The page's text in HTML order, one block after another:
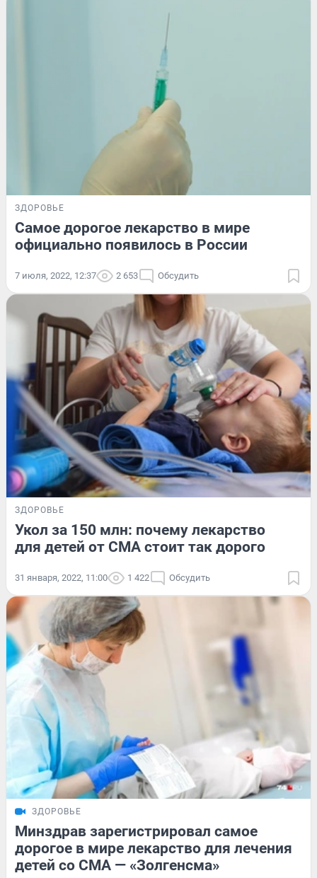
ЗДОРОВЬЕ
Самое дорогое лекарство в мире
официально появилось в России
7 июля, 2022, 12:37 2 653 Обсудить
ЗДОРОВЬЕ
Укол за 150 млн: почему лекарство
для детей от СМА стоит так дорого
31 января, 2022, 11:00 1 422 Обсудить
ЗДОРОВЬЕ
Минздрав зарегистрировал самое
дорогое в мире лекарство для лечения
детей со СМА — «Золгенсма»